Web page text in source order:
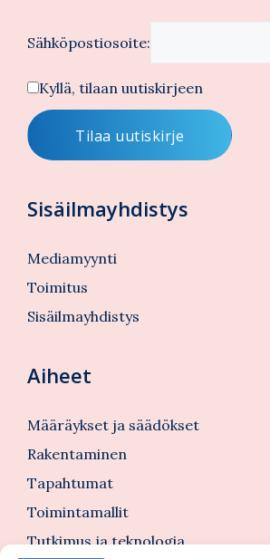
Sähköpostiosoite:
Kyllä, tilaan uutiskirjeen
Sisäilmayhdistys
Mediamyynti
Toimitus
Sisäilmayhdistys
Aiheet
Määräykset ja säädökset
Rakentaminen
Tapahtumat
Toimintamallit
Tutkimus ja teknologia